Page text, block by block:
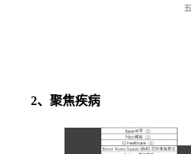
2、聚焦疾病